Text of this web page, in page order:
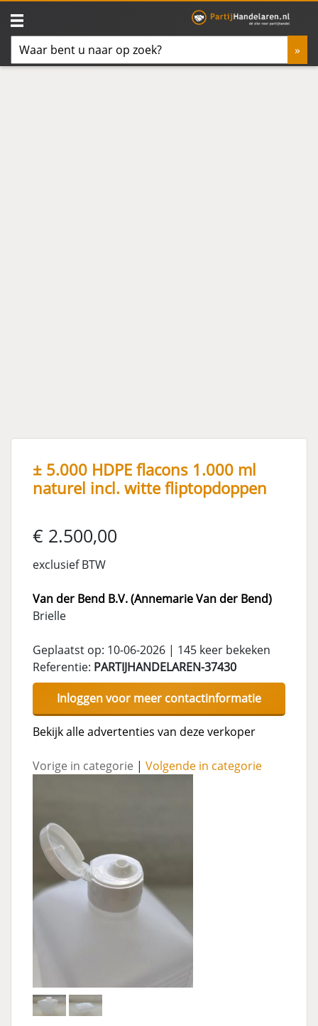
± 5.000 HDPE flacons 1.000 ml
naturel incl. witte fliptopdoppen
€ 2.500,00
exclusief BTW
Van der Bend B.V. (Annemarie Van der Bend)
Brielle
Geplaatst op: 10-06-2026 | 145 keer bekeken
Referentie: PARTIJHANDELAREN-37430
Inloggen voor meer contactinformatie
Bekijk alle advertenties van deze verkoper
Vorige in categorie | Volgende in categorie